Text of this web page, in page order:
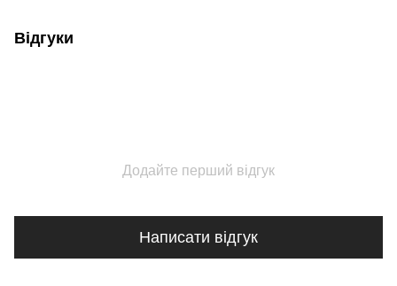
Відгуки
Додайте перший відгук
Написати відгук